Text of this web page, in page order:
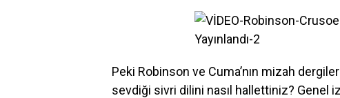
Peki Robinson ve Cuma’nın mizah
sevdiği sivri dilini nasıl hallettiniz? Genel